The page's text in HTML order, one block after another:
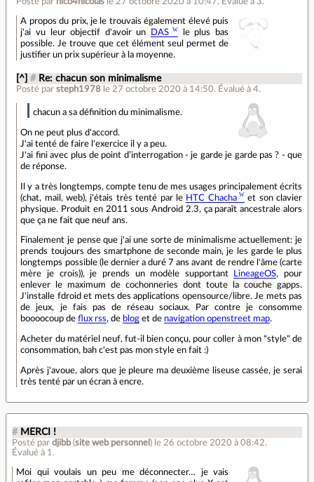
A propos du prix, je le trouvais également élevé puis
j'ai vu leur objectif d'avoir un
DAS
le plus bas
possible. Je trouve que cet élément seul permet de
justifier un prix supérieur à la moyenne.
[^] # Re: chacun son minimalisme
Posté parsteph1978 le 27 octobre 2020 à 14:50. Évalué à4.
chacun a sa définition du minimalisme.
On ne peut plus d'accord.
J'ai tenté de faire l'exercice il y a peu.
J'ai fini avec plus de point d’interrogation - je garde je garde pas ? - que
de réponse.
Il y a très longtemps, compte tenu de mes usages principalement écrits
(chat, mail, web), j'étais très tenté par le HTC Chacha
et son clavier
physique. Produit en 2011 sous Android 2.3, ça paraît ancestrale alors
que ça ne fait que neuf ans.
Finalement je pense que j'ai une sorte de minimalisme actuellement: je
prends toujours des smartphone de seconde main, je les garde le plus
longtemps possible (le dernier a duré 7 ans avant de rendre l'âme (carte
mère je crois)), je prends un modèle supportant
LineageOS, pour
enlever le maximum de cochonneries dont toute la couche gapps.
J'installe fdroid et mets des applications opensource/libre. Je mets pas
de jeux, je fais pas de réseau sociaux. Par contre je consomme
boooocoup deflux rss, de blog et de navigation openstreet map.
Acheter du matériel neuf, fut-il bien conçu, pour coller à mon "style" de
consommation, bah c'est pas mon style en fait :)
Après j'avoue, alors que je pleure ma deuxième liseuse cassée, je serai
très tenté par un écran à encre.
# MERCI !
Posté par djibb(site web personnel ) le 26 octobre 2020 à 08:42.
Évalué à 1 .
Moi qui voulais un peu me déconnecter… je vais